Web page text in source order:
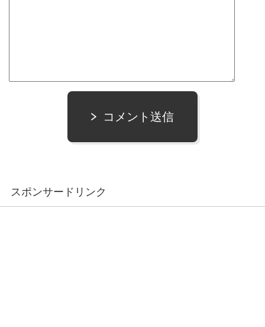
コメント送信
スポンサードリンク